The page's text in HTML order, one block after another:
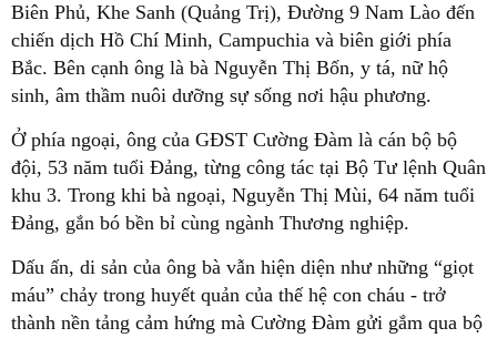
Biên Phủ, Khe Sanh (Quảng Trị), Đường 9 Nam Lào đến
chiến dịch Hồ Chí Minh, Campuchia và biên giới phía
Bắc. Bên cạnh ông là bà Nguyễn Thị Bốn, y tá, nữ hộ
sinh, âm thầm nuôi dưỡng sự sống nơi hậu phương.
Ở phía ngoại, ông của GĐST Cường Đàm là cán bộ bộ
đội, 53 năm tuổi Đảng, từng công tác tại Bộ Tư lệnh Quân
khu 3. Trong khi bà ngoại, Nguyễn Thị Mùi, 64 năm tuổi
Đảng, gắn bó bền bỉ cùng ngành Thương nghiệp.
Dấu ấn, di sản của ông bà vẫn hiện diện như những “giọt
máu” chảy trong huyết quản của thế hệ con cháu - trở
thành nền tảng cảm hứng mà Cường Đàm gửi gắm qua bộ